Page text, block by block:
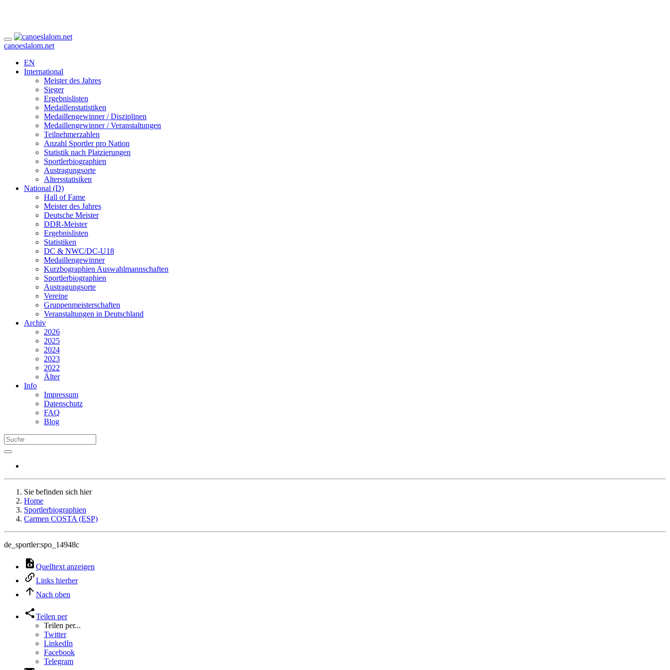
canoeslalom.net
EN
International
Meister des Jahres
Sieger
Ergebnislisten
Medaillenstatistiken
Medaillengewinner / Disziplinen
Medaillengewinner / Veranstaltungen
Teilnehmerzahlen
Anzahl Sportler pro Nation
Statistik nach Platzierungen
Sportlerbiographien
Austragungsorte
Altersstatisiken
National (D)
Hall of Fame
Meister des Jahres
Deutsche Meister
DDR-Meister
Ergebnislisten
Statistiken
DC & NWC/DC-U18
Medaillengewinner
Kurzbographien Auswahlmannschaften
Sportlerbiographien
Austragungsorte
Vereine
Gruppenmeisterschaften
Veranstaltungen in Deutschland
Archiv
2026
2025
2024
2023
2022
Älter
Info
Impressum
Datenschutz
FAQ
Blog
Sie befinden sich hier
Home
Sportlerbiographien
Carmen COSTA (ESP)
de_sportler:spo_14948c
Quelltext anzeigen
Links hierher
Nach oben
Teilen per
Teilen per...
Twitter
LinkedIn
Facebook
Telegram